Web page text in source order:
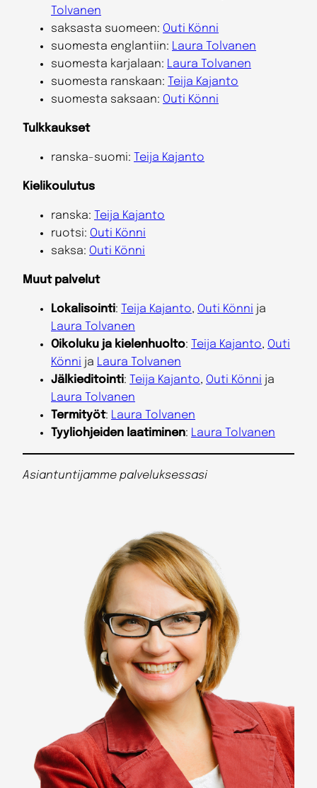
Tolvanen
saksasta suomeen: Outi Könni
suomesta englantiin: Laura Tolvanen
suomesta karjalaan: Laura Tolvanen
suomesta ranskaan:
Teija Kajanto
suomesta saksaan: Outi Könni
Tulkkaukset
ranska-suomi: Teija Kajanto
Kielikoulutus
ranska:
Teija Kajanto
ruotsi: Outi Könni
saksa: Outi Könni
Muut palvelut
Lokalisointi: Teija Kajanto, Outi Könni ja
Laura Tolvanen
Oikoluku ja kielenhuolto: Teija Kajanto, Outi
Könni ja Laura Tolvanen
Jälkieditointi: Teija Kajanto, Outi Könni ja
Laura Tolvanen
Termityöt: Laura Tolvanen
Tyyliohjeiden laatiminen: Laura Tolvanen
Asiantuntijamme palveluksessasi